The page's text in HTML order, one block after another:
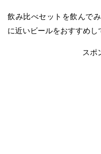
飲み比べセットを飲んで
に近いビールをおすすめし
スポ